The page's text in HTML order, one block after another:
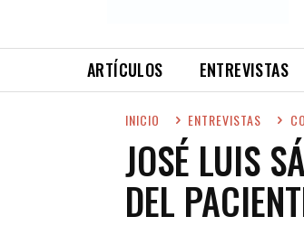
ARTÍCULOS ENTREVISTAS
INICIO ENTREVISTAS
JOSÉ LUIS
DEL